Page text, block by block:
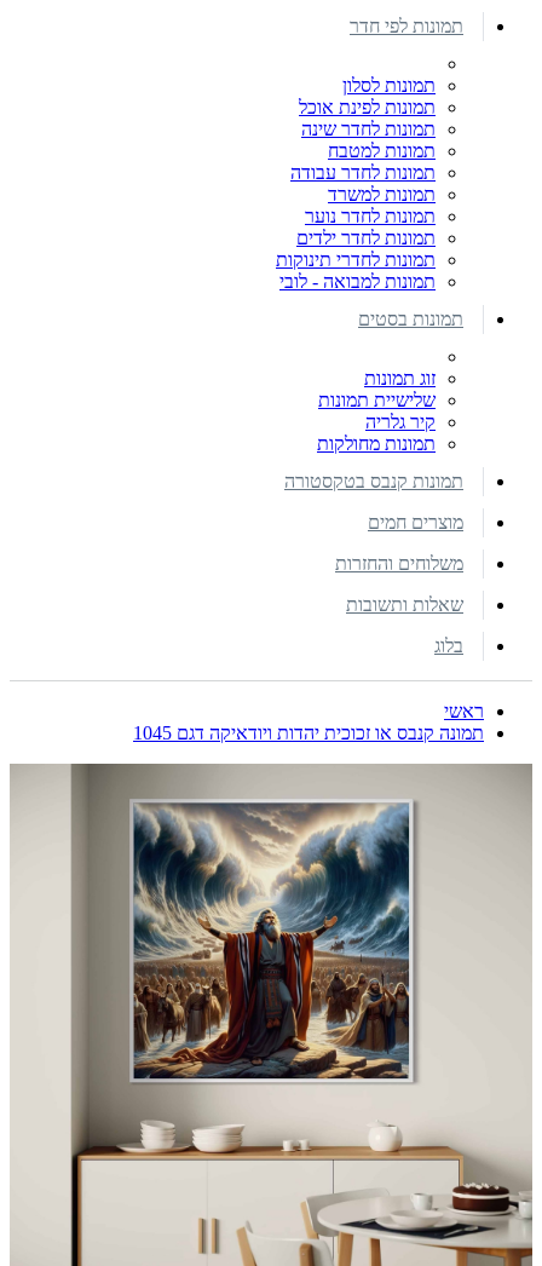
תמונות לפי חדר
תמונות לסלון
תמונות לפינת אוכל
תמונות לחדר שינה
תמונות למטבח
תמונות לחדר עבודה
תמונות למשרד
תמונות לחדר נוער
תמונות לחדר ילדים
תמונות לחדרי תינוקות
תמונות למבואה - לובי
תמונות בסטים
זוג תמונות
שלישיית תמונות
קיר גלריה
תמונות מחולקות
תמונות קנבס בטקסטורה
מוצרים חמים
משלוחים והחזרות
שאלות ותשובות
בלוג
ראשי
תמונה קנבס או זכוכית יהדות ויודאיקה דגם 1045